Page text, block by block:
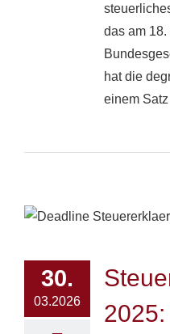
das am
hat die
einem Satz
30.
03.2026